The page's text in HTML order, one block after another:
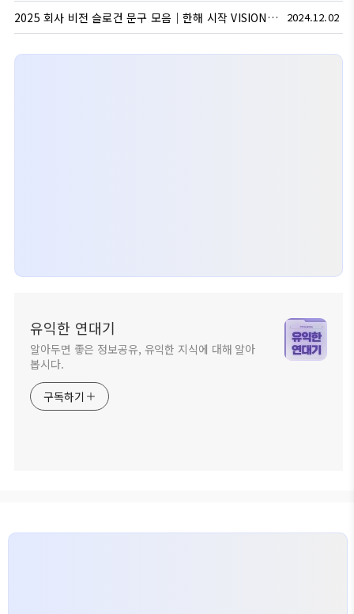
2025 회사 비전 슬로건 문구 모음｜한해 시작 VISION SLOGAN 예시 2024.12.02
유익한 연대기
알아두면 좋은 정보공유, 유익한 지식에 대해 알아
봅시다.
구독하기